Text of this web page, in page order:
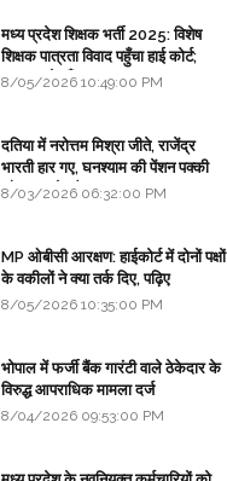
मध्य प्रदेश शिक्षक भर्ती 2025: विशेष
शिक्षक पात्रता विवाद पहुँचा हाई कोर्ट;
सरकार से माँगा जवाब
8/05/2026 10:49:00 PM
दतिया में नरोत्तम मिश्रा जीते, राजेंद्र
भारती हार गए, घनश्याम की पेंशन पक्की
और आशुतोष बैक टू...
8/03/2026 06:32:00 PM
MP ओबीसी आरक्षण: हाईकोर्ट में दोनों पक्षों
के वकीलों ने क्या तर्क दिए, पढ़िए
8/05/2026 10:35:00 PM
भोपाल में फर्जी बैंक गारंटी वाले ठेकेदार के
विरुद्ध आपराधिक मामला दर्ज
8/04/2026 09:53:00 PM